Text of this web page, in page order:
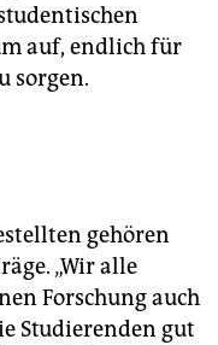
auf, endlich für
sorgen.
gehören
„Wir alle
Forschung auch
Studierenden gut